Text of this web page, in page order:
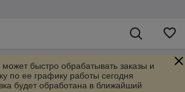
быстро обрабатывать заказы и
по ее графику работы сегодня
будет обработана в ближайший